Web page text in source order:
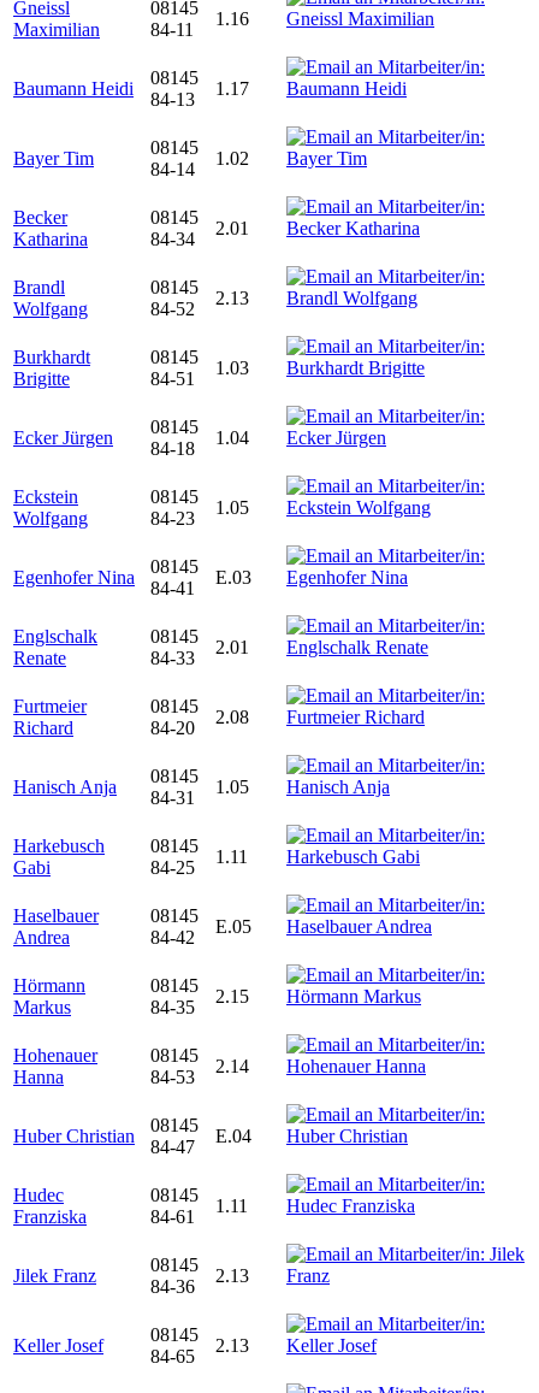
Gneissl
Maximilian
08145
84-11
1.16
Baumann Heidi
08145
84-13
1.17
Bayer Tim
08145
84-14
1.02
Becker
Katharina
08145
84-34
2.01
Brandl
Wolfgang
08145
84-52
2.13
Burkhardt
Brigitte
08145
84-51
1.03
Ecker Jürgen
08145
84-18
1.04
Eckstein
Wolfgang
08145
84-23
1.05
Egenhofer Nina
08145
84-41
E.03
Englschalk
Renate
08145
84-33
2.01
Furtmeier
Richard
08145
84-20
2.08
Hanisch Anja
08145
84-31
1.05
Harkebusch
Gabi
08145
84-25
1.11
Haselbauer
Andrea
08145
84-42
E.05
Hörmann
Markus
08145
84-35
2.15
Hohenauer
Hanna
08145
84-53
2.14
Huber Christian
08145
84-47
E.04
Hudec
Franziska
08145
84-61
1.11
Jilek Franz
08145
84-36
2.13
Keller Josef
08145
84-65
2.13